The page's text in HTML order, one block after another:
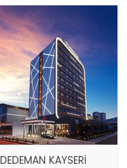
DEDEMAN KAYSERİ